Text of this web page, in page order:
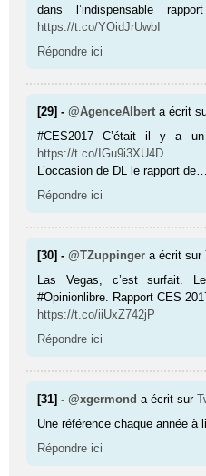
dans l’indispensable
https://t.co/YOidJrUwbI
Répondre ici
[29] -@AgenceAlbert a écrit
#CES2017 C’était il y a
https://t.co/IGu9i3XU4D
L’occasion de DL le rapport de…
Répondre ici
[30] -@TZuppinger a écrit sur
Las Vegas, c’est surfait.
#Opinionlibre. Rapport CES
https://t.co/iiUxZ742jP
Répondre ici
[31] -@xgermond a écrit sur
Une référence chaque année à
Répondre ici